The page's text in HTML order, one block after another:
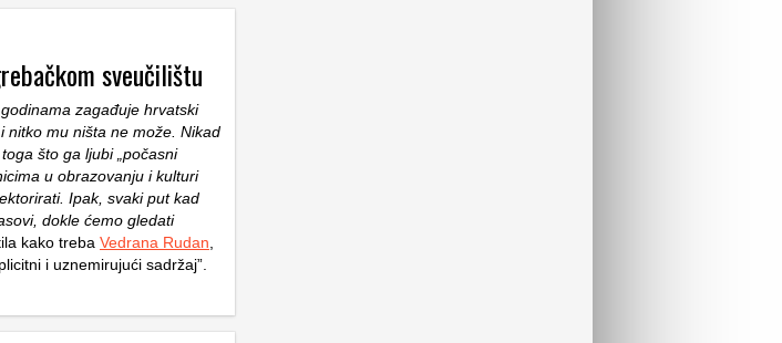
sveučilištu
godinama zagađuje hrvatski
nitko mu ništa ne može. Nikad
što ga ljubi „počasni
u obrazovanju i kulturi
Ipak, svaki put kad
dokle ćemo gledati
kako treba Vedrana Rudan
i uznemirujući sadržaj”.